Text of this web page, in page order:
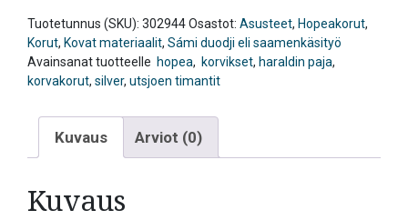
Tuotetunnus (SKU): 302944Osastot: Asusteet, Hopeakorut,
Korut, Kovat materiaalit, Sámi duodji eli saamenkäsityö
Avainsanat tuotteelle hopea, korvikset, haraldin paja,
korvakorut, silver, utsjoen timantit
Kuvaus Arviot (0)
Kuvaus